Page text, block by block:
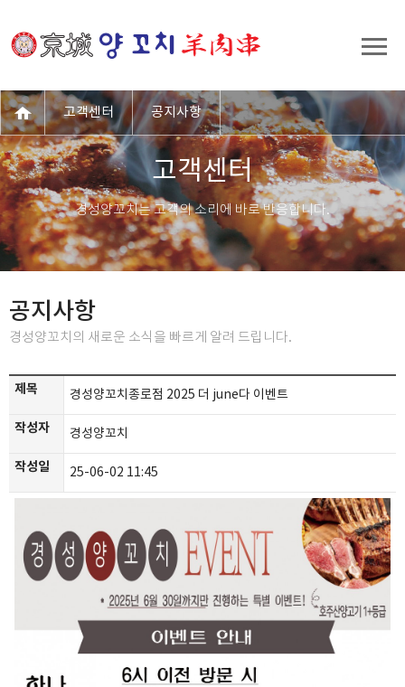
고객센터
경성양꼬치는 고객의 소리에 바로 반응합니다.
공지사항
경성양꼬치의 새로운 소식을 빠르게 알려 드립니다.
고객센터 공지사항
제목 경성양꼬치종로점 2025 더 june다 이벤트
작성자 경성양꼬치
작성일 25-06-02 11:45